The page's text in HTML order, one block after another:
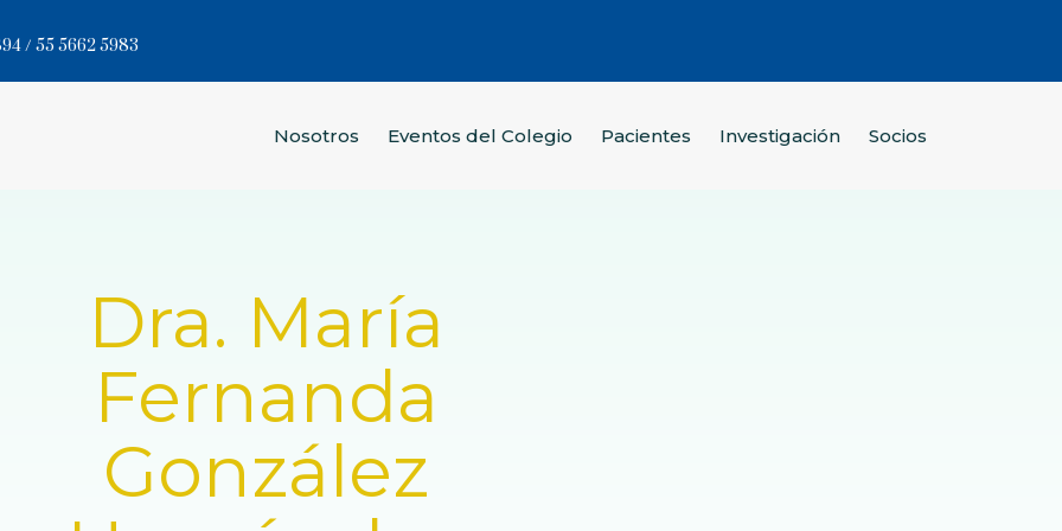
/ 55 5662 5983
Nosotros Eventos del Colegio Pacientes Investigación Socios
Dra. María
Fernanda
González